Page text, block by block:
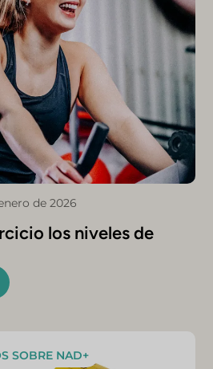
de 2026
los niveles de
SOBRE NAD+